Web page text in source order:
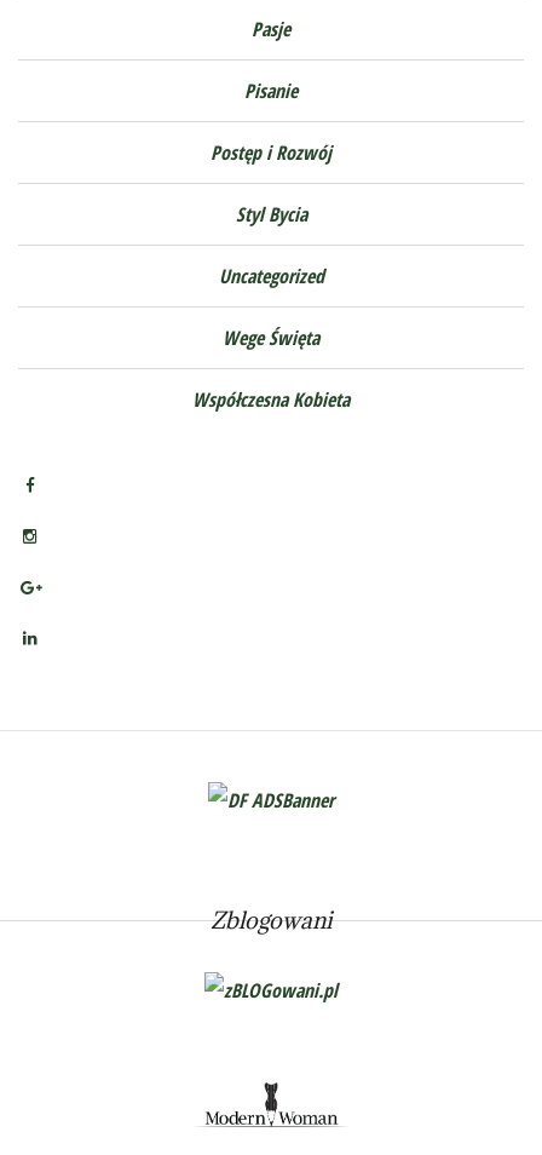
Pasje
Pisanie
Postęp i Rozwój
Styl Bycia
Uncategorized
Wege Święta
Współczesna Kobieta
Zblogowani